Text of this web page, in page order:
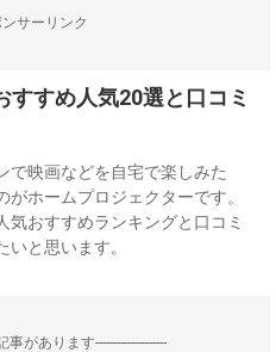
サーリンク
すめ人気20選と口コミ
で映画などを自宅で楽しみた
ホームプロジェクターです。
おすすめランキングと口コミ
と思います。
事があります--------------------